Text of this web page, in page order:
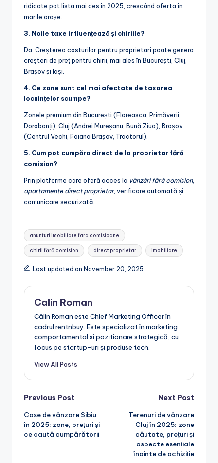
ridicate pot lista mai des în 2025, crescând oferta în
marile orașe.
3. Noile taxe influențează și chiriile?
Da. Creșterea costurilor pentru proprietari poate genera
creșteri de preț pentru chirii, mai ales în București, Cluj,
Brașov și Iași.
4. Ce zone sunt cel mai afectate de taxarea
locuințelor scumpe?
Zonele premium din București (Floreasca, Primăverii,
Dorobanți), Cluj (Andrei Mureșanu, Bună Ziua), Brașov
(Centrul Vechi, Poiana Brașov, Tractorul).
5. Cum pot cumpăra direct de la proprietar fără
comision?
Prin platforme care oferă acces la vânzări fără comision,
apartamente direct proprietar, verificare automată și
comunicare securizată.
Tags:
anunturi imobiliare fara comisioane
chirii fără comision direct proprietar imobiliare
Last updated on November 20, 2025
Calin Roman
Călin Roman este Chief Marketing Officer în
cadrul rentnbuy. Este specializat în marketing
comportamental si pozitionare strategică, cu
focus pe startup-uri și produse tech.
View All Posts
Post
navigation
Previous Post
Case de vânzare Sibiu
în 2025: zone, prețuri și
ce caută cumpărătorii
Next Post
Terenuri de vânzare
Cluj în 2025: zone
căutate, prețuri și
aspecte esențiale
înainte de achiziție